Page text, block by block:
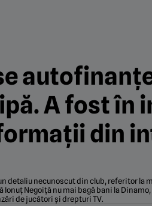
A fost în
din
detaliu necunoscut din club, referitor
Negoiță nu mai bagă bani la
de jucători și drepturi TV.